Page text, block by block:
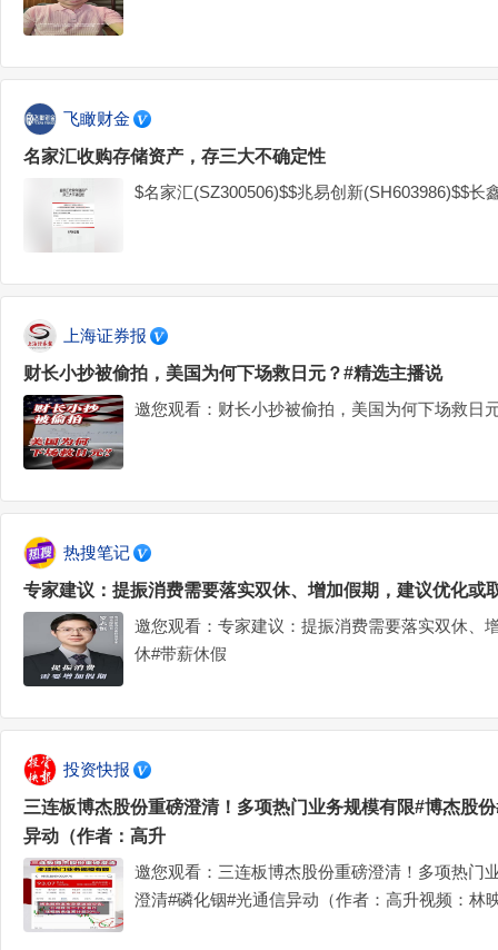
飞瞰财金
名家汇收购存储资产，存三大不确定性
$名家汇(SZ300506)$$兆易创新(SH603986)$$长
上海证券报
财长小抄被偷拍，美国为何下场救日元？#精选主播说
邀您观看：财长小抄被偷拍，美国为何下场救日
热搜笔记
专家建议：提振消费需要落实双休、增加假期，建议优化或
邀您观看：专家建议：提振消费需要落实双休、
休#带薪休假
投资快报
三连板博杰股份重磅澄清！多项热门业务规模有限#博杰股
异动（作者：高升
邀您观看：三连板博杰股份重磅澄清！多项热门
澄清#磷化铟#光通信异动（作者：高升视频：林